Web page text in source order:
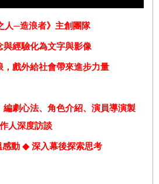
人─造浪者》主創團隊
與經驗化為文字與影像
，戲外給社會帶來進步力量
編劇心法、角色介紹、演員導演製
作人深度訪談
感動 ◆ 深入幕後探索思考